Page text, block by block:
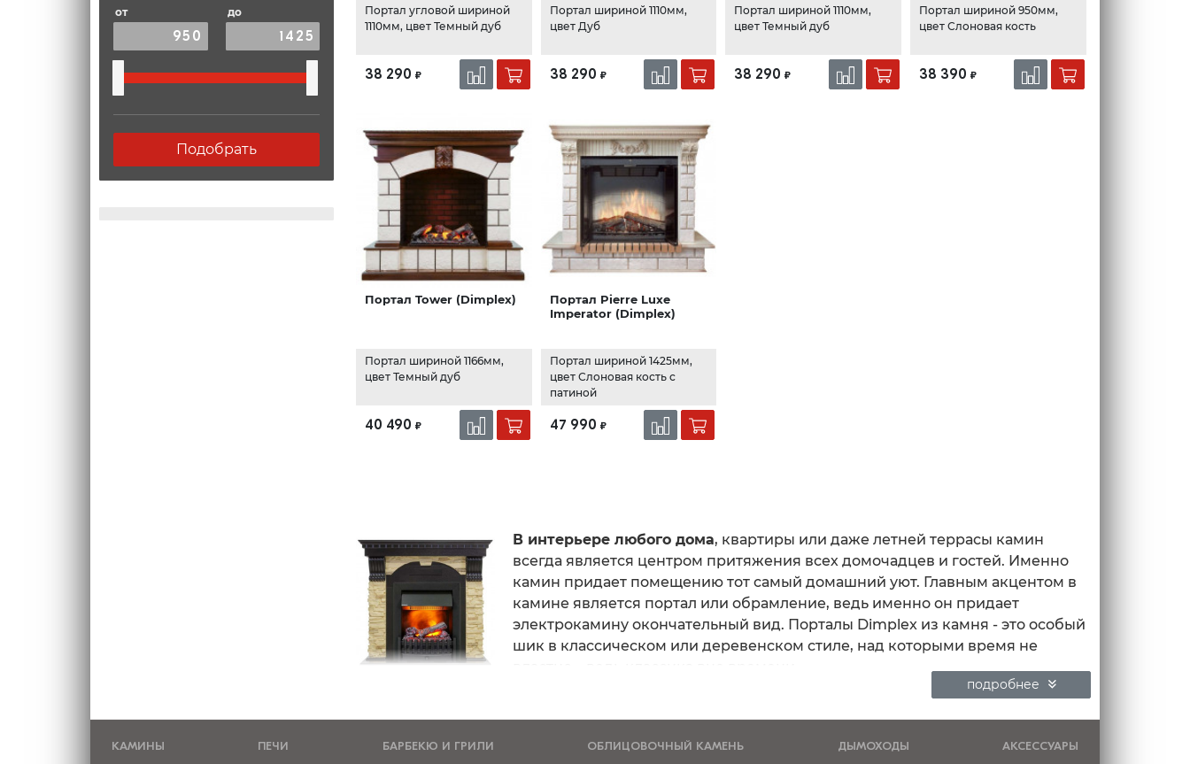
от до
Подобрать
Портал угловой шириной
1110мм, цвет Темный дуб
38 290 ₽
Портал шириной 1110мм,
цвет Дуб
38 290 ₽
Портал шириной 1110мм,
цвет Темный дуб
38 290 ₽
Портал шириной 950мм,
цвет Слоновая кость
38 390 ₽
Портал Tower (Dimplex)
Портал шириной 1166мм,
цвет Темный дуб
40 490 ₽
Портал Pierre Luxe
Imperator (Dimplex)
Портал шириной 1425мм,
цвет Слоновая кость с
патиной
47 990 ₽
В интерьере любого дома, квартиры или даже летней террасы камин
всегда является центром притяжения всех домочадцев и гостей. Именно
камин придает помещению тот самый домашний уют. Главным акцентом в
камине является портал или обрамление, ведь именно он придает
электрокамину окончательный вид. Порталы Dimplex из камня - это особый
шик в классическом или деревенском стиле, над которыми время не
Благодаря данной серии, вы сможете подобрать тот самый портал, исходя из ваших
предпочтений: стиля, цвета и размера.
подробнее
КАМИНЫ ПЕЧИ БАРБЕКЮ И ГРИЛИ ОБЛИЦОВОЧНЫЙ КАМЕНЬ ДЫМОХОДЫ АКСЕССУАРЫ